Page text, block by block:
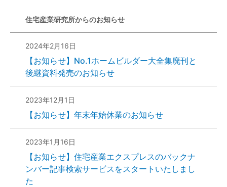
住宅産業研究所からのお知らせ
2024年2月16日
【お知らせ】No.1ホームビルダー大全集廃刊と
後継資料発売のお知らせ
2023年12月1日
【お知らせ】年末年始休業のお知らせ
2023年1月16日
【お知らせ】住宅産業エクスプレスのバックナ
ンバー記事検索サービスをスタートいたしまし
た